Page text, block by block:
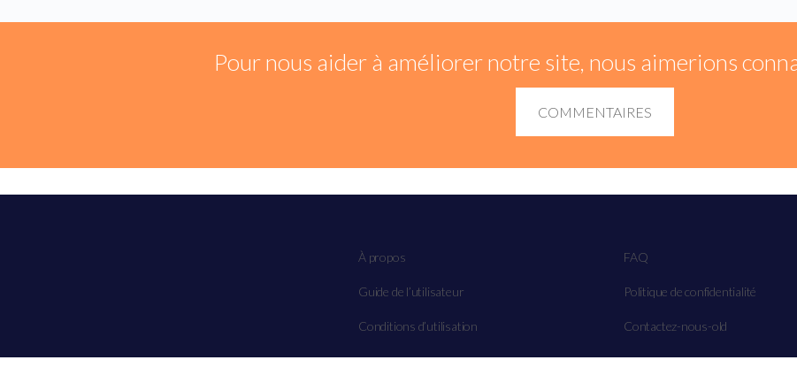
Pour nous aider à améliorer notre site, nous aimerions
COMMENTAIRES
À propos
Guide de l’utilisateur
Conditions d’utilisation
FAQ
Politique de confidentialité
Contactez-nous-old